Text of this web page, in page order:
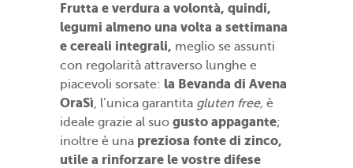
Frutta e verdura a volontà, quindi,
legumi almeno una volta a settimana
e cereali integrali, meglio se assunti
con regolarità attraverso lunghe e
piacevoli sorsate: la Bevanda di Avena
OraSì, l’unica garantita gluten free, è
ideale grazie al suo gusto appagante;
inoltre è una preziosa fonte di zinco,
utile a rinforzare le vostre difese